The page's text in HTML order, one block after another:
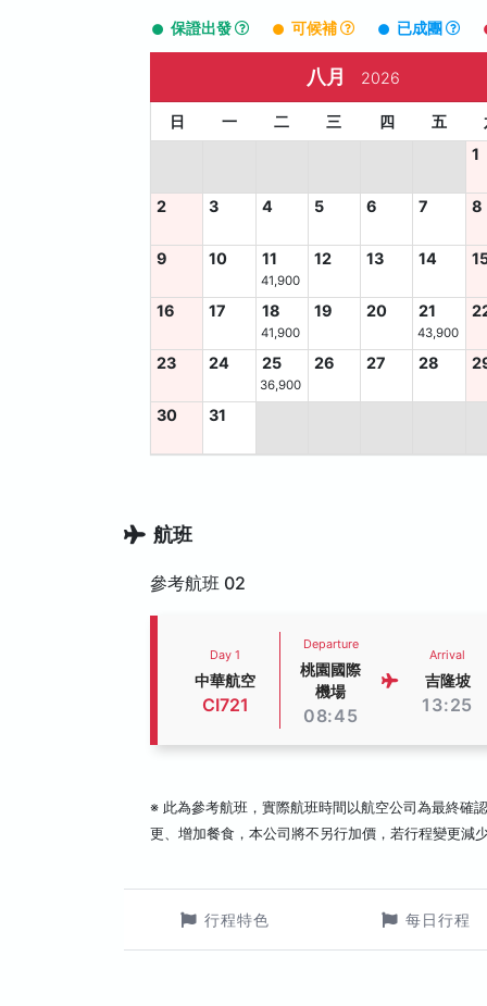
保證出發 可候補 已成團
八月 2026
日 一 二 三 四 五
1
2 3 4 5 6 7 8
9 10 11
41,900
12 13 14
16 17 18
41,900
19 20 21
43,900
23 24 25
36,900
26 27 28
30 31
航班
參考航班 02
Day 1
中華航空
CI721
Departure
桃園國際
機場
08:45
Arrival
吉隆坡
13:25
※ 此為參考航班，實際航班時間以航空公司為最終確
更、增加餐食，本公司將不另行加價，若行程變更減
行程特色 每日行程